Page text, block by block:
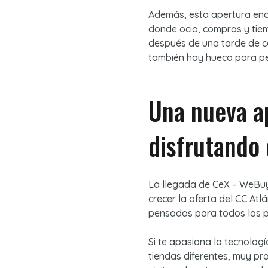
Además, esta apertura
donde ocio, compras y
después de una tarde de
también hay hueco para
Una nueva
disfrutando
La llegada de CeX –
crecer la oferta del CC
pensadas para todos los
Si te apasiona la
tiendas diferentes, muy